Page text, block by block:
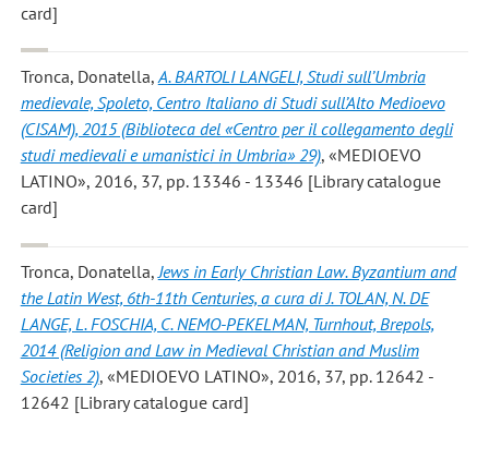
card]
Tronca, Donatella,A. BARTOLI LANGELI, Studi sull’Umbria
medievale, Spoleto, Centro Italiano di Studi sull’Alto Medioevo
(CISAM), 2015 (Biblioteca del «Centro per il collegamento degli
studi medievali e umanistici in Umbria» 29), «MEDIOEVO
LATINO», 2016, 37, pp. 13346 - 13346 [Library catalogue
card]
Tronca, Donatella, Jews in Early Christian Law. Byzantium and
the Latin West, 6th-11th Centuries, a cura di J. TOLAN, N. DE
LANGE, L. FOSCHIA, C. NEMO-PEKELMAN, Turnhout, Brepols,
2014 (Religion and Law in Medieval Christian and Muslim
Societies 2), «MEDIOEVO LATINO», 2016, 37, pp. 12642 -
12642 [Library catalogue card]